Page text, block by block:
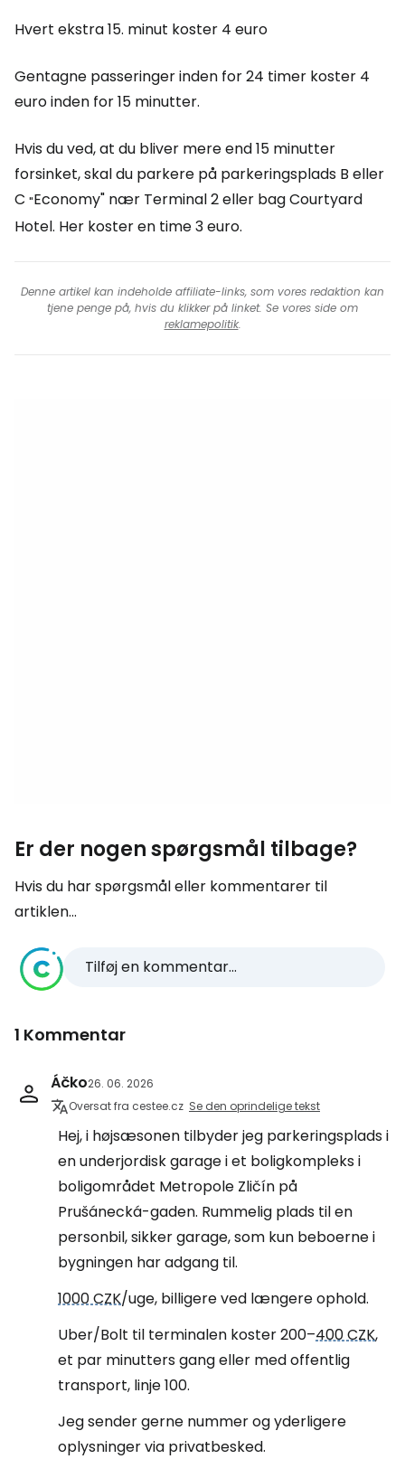
Hvert ekstra 15. minut koster 4 euro
Gentagne passeringer inden for 24 timer koster 4
euro inden for 15 minutter.
Hvis du ved, at du bliver mere end 15 minutter
forsinket, skal du parkere på parkeringsplads B eller
C "Economy" nær Terminal 2 eller bag Courtyard
Hotel. Her koster en time 3 euro.
Denne artikel kan indeholde affiliate-links, som vores redaktion kan
tjene penge på, hvis du klikker på linket. Se vores side om
reklamepolitik.
Er der nogen spørgsmål tilbage?
Hvis du har spørgsmål eller kommentarer til
artiklen...
Tilføj en kommentar...
1 Kommentar
Áčko26. 06. 2026
Oversat fra cestee.cz Se den oprindelige tekst
Hej, i højsæsonen tilbyder jeg parkeringsplads i
en underjordisk garage i et boligkompleks i
boligområdet Metropole Zličín på
Prušánecká-gaden. Rummelig plads til en
personbil, sikker garage, som kun beboerne i
bygningen har adgang til.
1000 CZK/uge, billigere ved længere ophold.
Uber/Bolt til terminalen koster 200–400 CZK,
et par minutters gang eller med offentlig
transport, linje 100.
Jeg sender gerne nummer og yderligere
oplysninger via privatbesked.